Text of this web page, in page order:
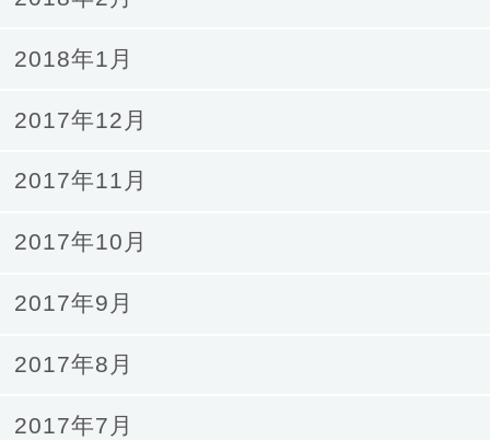
2018年1月
2017年12月
2017年11月
2017年10月
2017年9月
2017年8月
2017年7月